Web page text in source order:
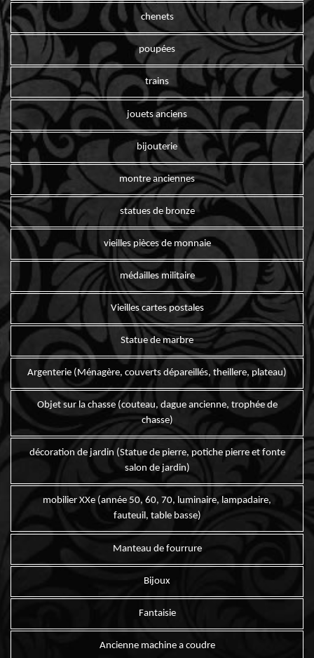
chenets
poupées
trains
jouets anciens
bijouterie
montre anciennes
statues de bronze
vieilles pièces de monnaie
médailles militaire
Vieilles cartes postales
Statue de marbre
Argenterie (Ménagère, couverts dépareillés, theillere, plateau)
Objet sur la chasse (couteau, dague ancienne, trophée de
chasse)
décoration de jardin (Statue de pierre, potiche pierre et fonte
salon de jardin)
mobilier XXe (année 50, 60, 70, luminaire, lampadaire,
fauteuil, table basse)
Manteau de fourrure
Bijoux
Fantaisie
Ancienne machine a coudre